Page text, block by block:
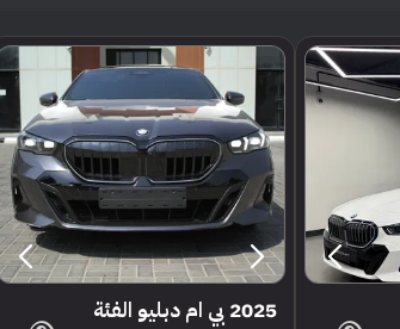
2025 بي ام دبليو الفئة